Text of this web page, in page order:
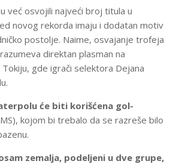
već osvojili najveći broj titula u
novog rekorda imaju i dodatan motiv
postolje. Naime, osvajanje trofeja
direktan plasman na
gde igrači selektora Dejana
će biti korišćena gol-
kojom bi trebalo da se razreše bilo
zemalja, podeljeni u dve grupe,